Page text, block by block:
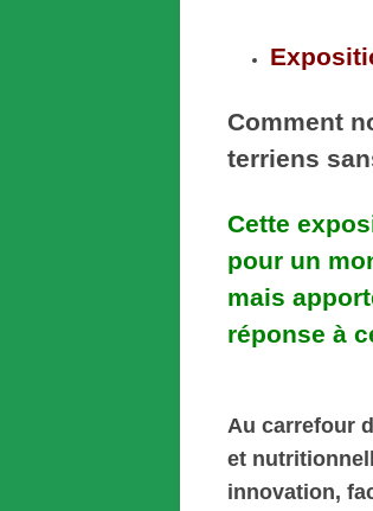
Comment
terriens
Cette
pour un
mais
réponse à
Au carrefour
et
innovation,